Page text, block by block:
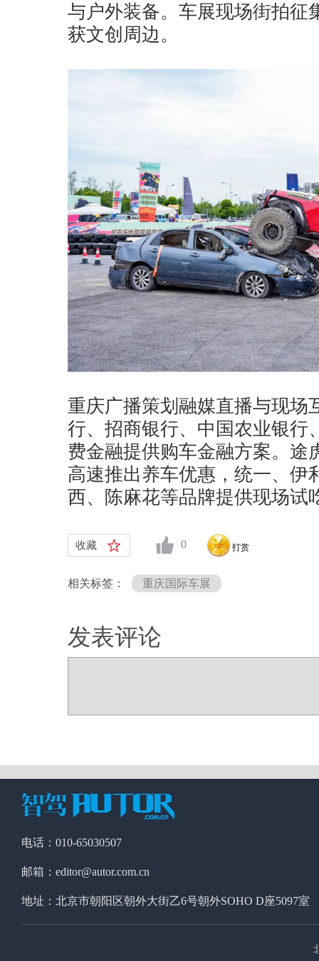
与户外装备。车展现场街拍征
获文创周边。
重庆广播策划融媒直播与现场
行、招商银行、中国农业银行
费金融提供购车金融方案。途
高速推出养车优惠，统一、伊
西、陈麻花等品牌提供现场试
收藏 0 打赏
相关标签： 重庆国际车展
发表评论
电话：010-65030507
邮箱：editor@autor.com.cn
地址：北京市朝阳区朝外大街乙6号朝外SOHO D座5097室